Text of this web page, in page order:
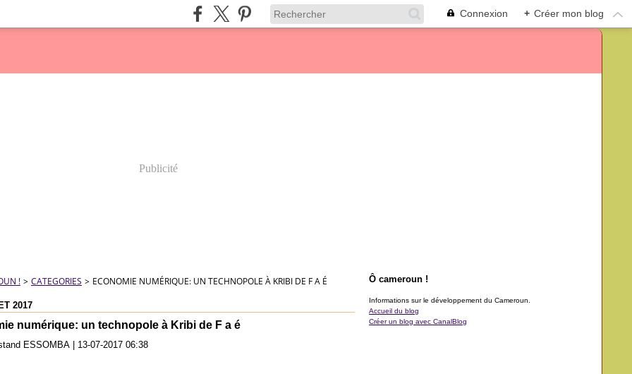
Connexion + Créer mon blog
Publicité
! > CATEGORIES > ECONOMIE NUMÉRIQUE: UN TECHNOPOLE À KRIBI DE F A É
2017
numérique: un technopole à Kribi de F a é
ESSOMBA 13-07-2017 06:38
Ô cameroun !
Informations sur le développement du Cameroun.
Accueil du blog
Créer un blog avec CanalBlog